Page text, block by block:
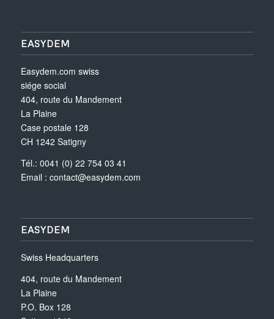
EASYDEM
Easydem.com swiss
siége social
404, route du Mandement
La Plaine
Case postale 128
CH 1242 Satigny
Tél.: 0041 (0) 22 754 03 41
Email : contact@easydem.com
EASYDEM
Swiss Headquarters
404, route du Mandement
La Plaine
P.O. Box 128